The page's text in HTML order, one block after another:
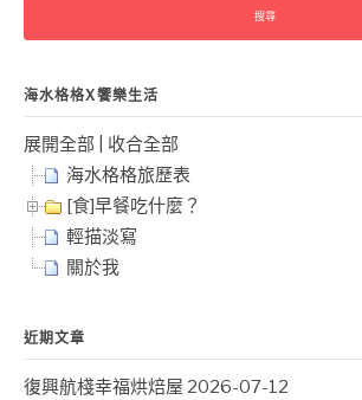
字:
海水格格X饗樂生活
展開全部
收合全部
海水格格旅歷表
[食]早餐吃什麼？
輕描淡寫
關於我
近期文章
復興航棧幸福烘焙屋 2026-07-12